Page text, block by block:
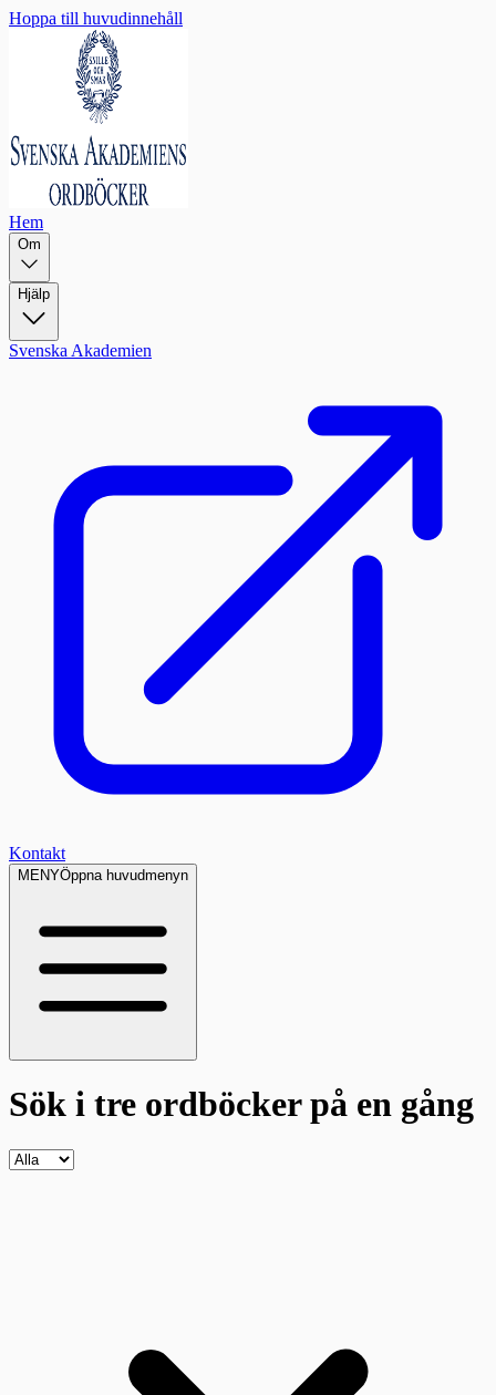
Hoppa till huvudinnehåll
Hem
Om
Hjälp
Svenska Akademien
Kontakt
MENYÖppna huvudmenyn
Sök i tre ordböckerpå en gång